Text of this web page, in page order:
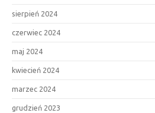
sierpień 2024
czerwiec 2024
maj 2024
kwiecień 2024
marzec 2024
grudzień 2023